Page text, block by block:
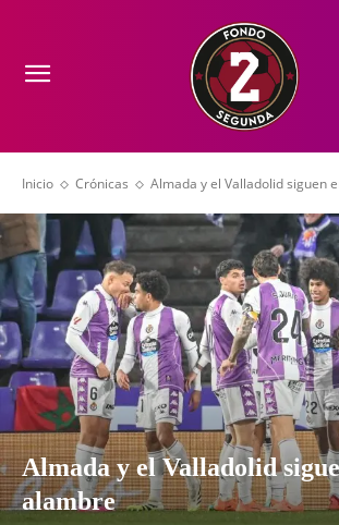
Inicio Crónicas Almada y el Valladolid siguen
Almada y el Valladolid
alambre